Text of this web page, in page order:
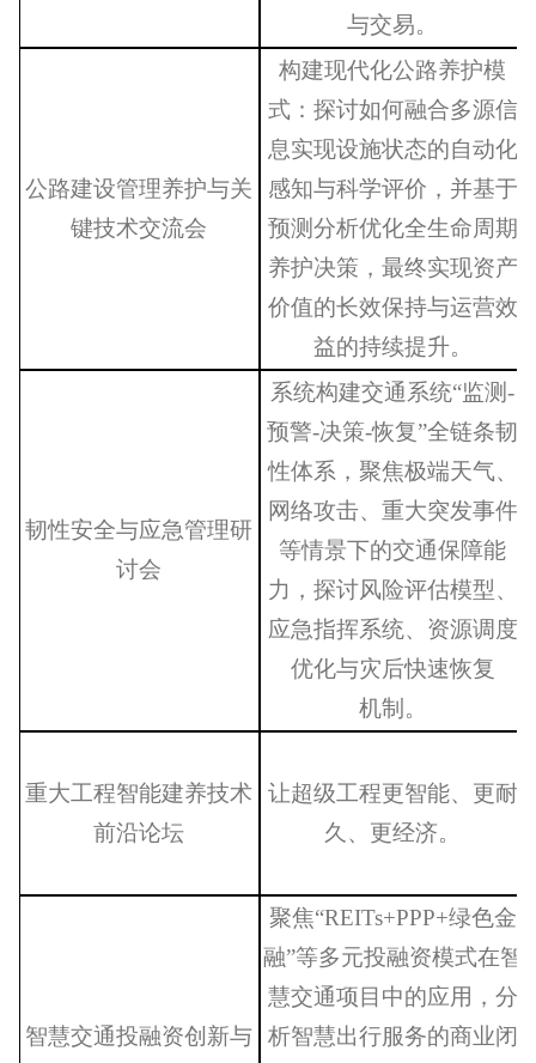
与交易。
公路建设管理养护与关
键技术交流会
构建现代化公路养护模
式： 探讨如何融合多源信
息实现设施状态的自动化
感知与科学评价，并基于
预测分析优化全生命周期
养护决策，最终实现资产
价值的长效保持与运营效
益的持续提升。
韧性安全与应急管理研
讨会
系统构建交通系统“监测-
预警-决策-恢复”全链条韧
性体系，聚焦极端天气、
网络攻击、重大突发事件
等情景下的交通保障能
力，探讨风险评估模型、
应急指挥系统、资源调度
优化与灾后快速恢复
机制。
重大工程智能建养技术
前沿论坛
让超级工程更智能、更耐
久、更经济。
智慧交通投融资创新与
聚焦“REITs+PPP+绿色金
融”等多元投融资模式在智
慧交通项目中的应用，分
析智慧出行服务的商业闭